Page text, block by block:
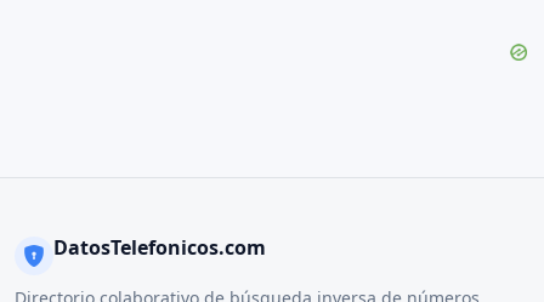
DatosTelefonicos.com